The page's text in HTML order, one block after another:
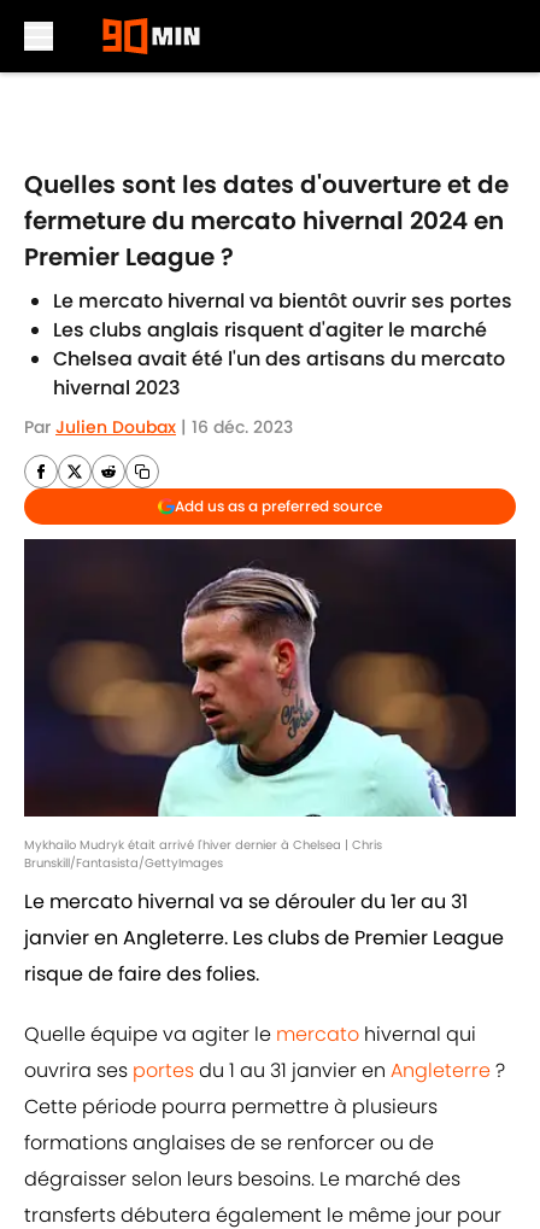
Quelles sont les dates d'ouverture et de
fermeture du mercato hivernal 2024 en
Premier League ?
Le mercato hivernal va bientôt ouvrir ses portes
Les clubs anglais risquent d'agiter le marché
Chelsea avait été l'un des artisans du mercato
hivernal 2023
Par Julien Doubax | 16 déc. 2023
Add us as a preferred source
Mykhailo Mudryk était arrivé l'hiver dernier à Chelsea | Chris
Brunskill/Fantasista/GettyImages
Le mercato hivernal va se dérouler du 1er au 31
janvier en Angleterre. Les clubs de Premier League
risque de faire des folies.
Quelle équipe va agiter le mercato hivernal qui
ouvrira ses portesdu 1 au 31 janvier en Angleterre?
Cette période pourra permettre à plusieurs
formations anglaises de se renforcer ou de
dégraisser selon leurs besoins. Le marché des
transferts débutera également le même jour pour